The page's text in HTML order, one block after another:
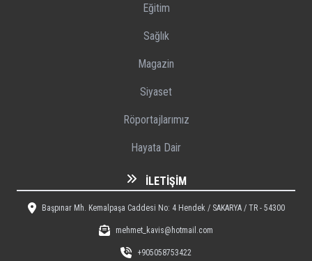
Eğitim
Sağlık
Magazin
Siyaset
Röportajlarımız
Hayata Dair
İLETIŞIM
Başpınar Mh. Kemalpaşa Caddesi No: 4 Hendek / SAKARYA / TR - 54300
mehmet_kavis@hotmail.com
+905058753422